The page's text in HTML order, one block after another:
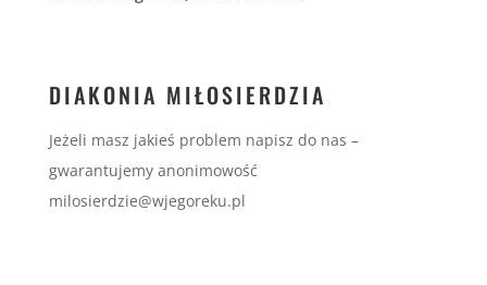
DIAKONIA MIŁOSIERDZIA
Jeżeli masz jakieś problem napisz do nas –
gwarantujemy anonimowość
milosierdzie@wjegoreku.pl